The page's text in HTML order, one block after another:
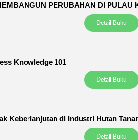
PERUBAHAN DI PULAU
Detail Buku
Knowledge 101
Detail Buku
Keberlanjutan di Industri Hutan
Detail Buku